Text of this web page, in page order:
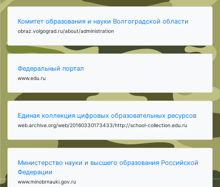
Комитет образования и науки Волгоградской области
obraz.volgograd.ru/about/administration
Федеральный портал
www.edu.ru
Единая коллекция цифровых образовательных ресурсов
web.archive.org/web/20160330173433/http://school-collection.edu.ru
Министерство науки и высшего образования Российской
Федерации
www.minobrnauki.gov.ru